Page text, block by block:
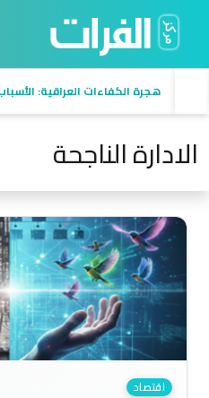
هجرة الكفاءات العراقية: الأسباب
الادارة الناجحة
اقتصاد